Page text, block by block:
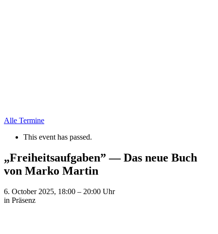
Alle Termine
This event has passed.
„Freiheit­sauf­gaben” — Das neue Buch
von Marko Martin
6. October 2025, 18:00 – 20:00 Uhr
in Präsenz